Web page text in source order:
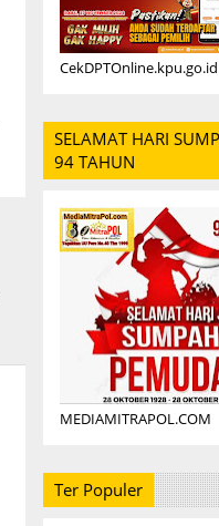
CekDPTOnline.kpu.go.id
SELAMAT HARI
94 TAHUN
MEDIAMITRAPOL.COM
Ter Populer